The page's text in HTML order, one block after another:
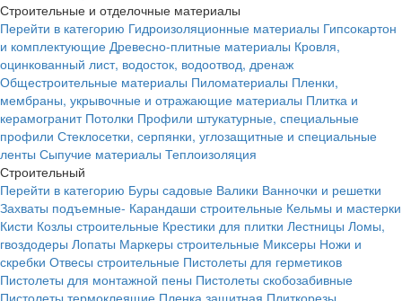
Строительные и отделочные материалы
Перейти в категорию Гидроизоляционные материалы Гипсокартон
и комплектующие Древесно-плитные материалы Кровля,
оцинкованный лист, водосток, водоотвод, дренаж
Общестроительные материалы Пиломатериалы Пленки,
мембраны, укрывочные и отражающие материалы Плитка и
керамогранит Потолки Профили штукатурные, специальные
профили Стеклосетки, серпянки, углозащитные и специальные
ленты Сыпучие материалы Теплоизоляция
Строительный
Перейти в категорию Буры садовые Валики Ванночки и решетки
Захваты подъемные- Карандаши строительные Кельмы и мастерки
Кисти Козлы строительные Крестики для плитки Лестницы Ломы,
гвоздодеры Лопаты Маркеры строительные Миксеры Ножи и
скребки Отвесы строительные Пистолеты для герметиков
Пистолеты для монтажной пены Пистолеты скобозабивные
Пистолеты термоклеящие Пленка защитная Плиткорезы